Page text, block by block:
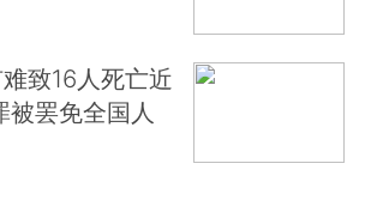
致16人死亡近
被罢免全国人